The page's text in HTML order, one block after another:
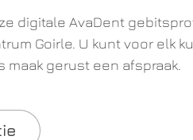
digitale AvaDent
Goirle. U kunt voor elk
maak gerust een afspraak.